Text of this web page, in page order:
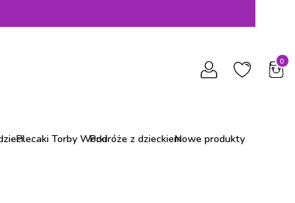
Plecaki Torby WorkiPodróże z dzieckiemNowe produkty